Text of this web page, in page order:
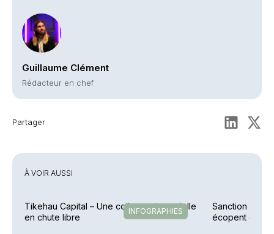
Guillaume Clément
Rédacteur en chef
Partager
À VOIR AUSSI
INFOGRAPHIES
Tikehau Capital – Une collecte trimestrielle
en chute libre
Sanction – Un
écopent